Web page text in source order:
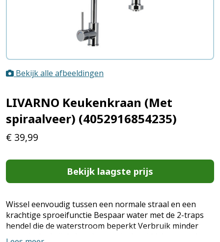
Bekijk alle afbeeldingen
LIVARNO Keukenkraan (Met
spiraalveer) (4052916854235)
€ 39,99
Bekijk laagste prijs
Wissel eenvoudig tussen een normale straal en een
krachtige sproeifunctie Bespaar water met de 2-traps
hendel die de waterstroom beperkt Verbruik minder
energie dankzij de koude start in de middelste stand